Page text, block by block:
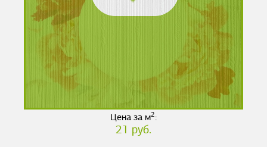
Цена за м2:
21 руб.